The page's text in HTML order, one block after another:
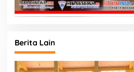
Berita Lain